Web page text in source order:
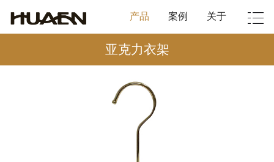
产品 案例 关于
亚克力衣架